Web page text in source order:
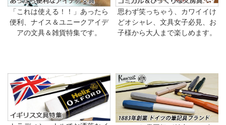
「これは使える！！」あったら
便利、ナイス＆ユニークアイデ
アの文具＆雑貨特集です。
思わず笑っちゃう、カワイイけ
どオシャレ、文具女子必見、お
子様から大人まで楽しめます。